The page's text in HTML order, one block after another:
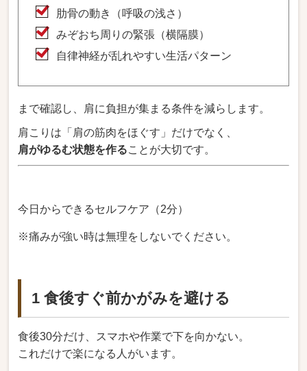
肋骨の動き（呼吸の浅さ）
みぞおち周りの緊張（横隔膜）
自律神経が乱れやすい生活パターン
まで確認し、肩に負担が集まる条件を減らします。
肩こりは「肩の筋肉をほぐす」だけでなく、
肩がゆるむ状態を作ることが大切です。
今日からできるセルフケア（2分）
※痛みが強い時は無理をしないでください。
1 食後すぐ前かがみを避ける
食後30分だけ、スマホや作業で下を向かない。
これだけで楽になる人がいます。